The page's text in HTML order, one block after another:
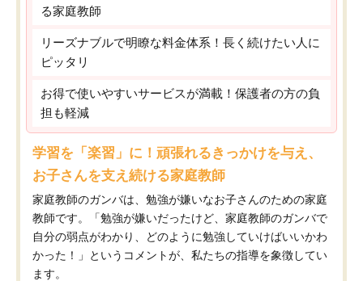
る家庭教師
リーズナブルで明瞭な料金体系！長く続けたい人に
ピッタリ
お得で使いやすいサービスが満載！保護者の方の負
担も軽減
学習を「楽習」に！頑張れるきっかけを与え、
お子さんを支え続ける家庭教師
家庭教師のガンバは、勉強が嫌いなお子さんのための家庭
教師です。「勉強が嫌いだったけど、家庭教師のガンバで
自分の弱点がわかり、どのように勉強していけばいいかわ
かった！」というコメントが、私たちの指導を象徴してい
ます。